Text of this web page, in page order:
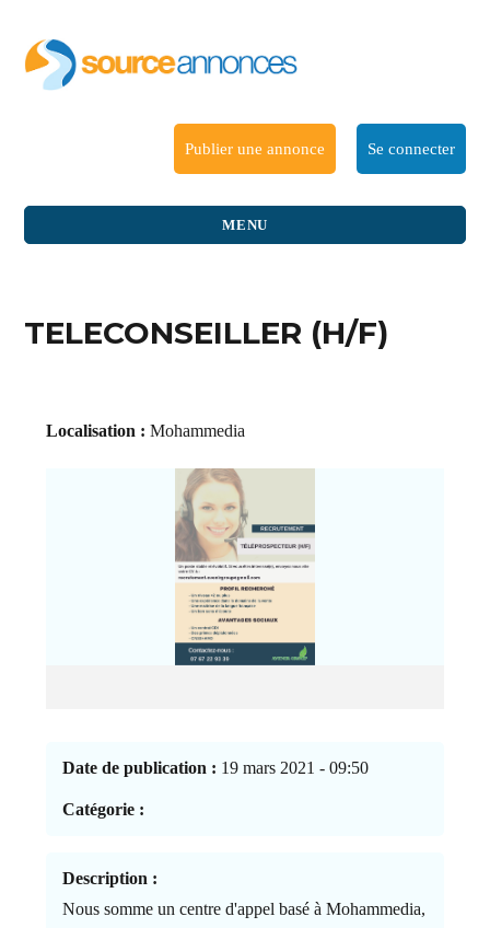
Publier une annonce Se connecter
MENU
TELECONSEILLER (H/F)
Localisation : Mohammedia
Date de publication : 19 mars 2021 - 09:50
Catégorie :
Description :
Nous somme un centre d'appel basé à Mohammedia,